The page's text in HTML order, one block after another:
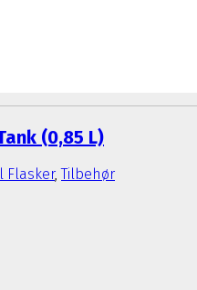
(0,85 L)
Flasker,Tilbehør